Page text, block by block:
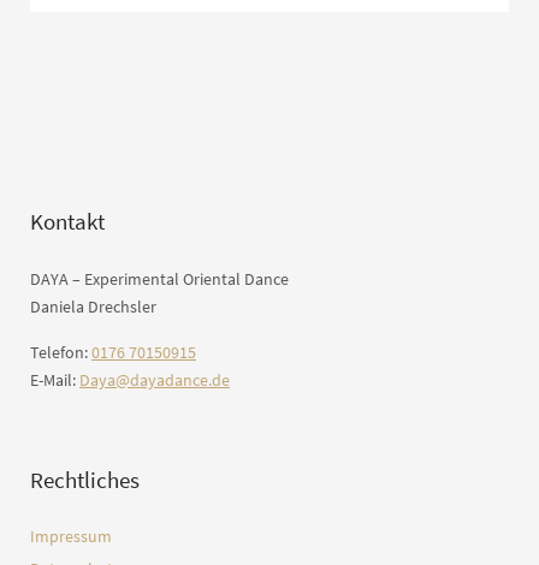
Kontakt
DAYA – Experimental Oriental Dance
Daniela Drechsler
Telefon:0176 70150915
E-Mail: Daya@dayadance.de
Rechtliches
Impressum